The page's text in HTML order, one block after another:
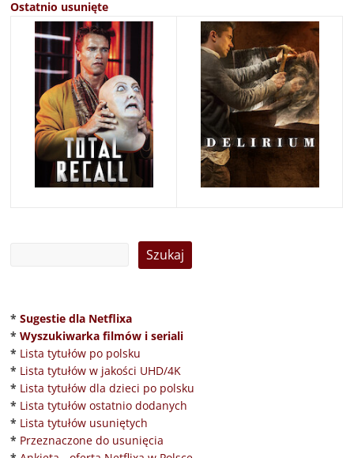
Ostatnio usunięte
* Sugestie dla Netflixa
* Wyszukiwarka filmów i seriali
* Lista tytułów po polsku
* Lista tytułów w jakości UHD/4K
* Lista tytułów dla dzieci po polsku
* Lista tytułów ostatnio dodanych
* Lista tytułów usuniętych
* Przeznaczone do usunięcia